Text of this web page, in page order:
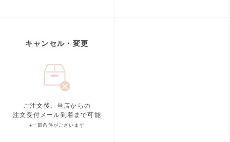
キャンセル・変更
ご注文後、当店からの
注文受付メール到着まで可能
※一部条件がございます